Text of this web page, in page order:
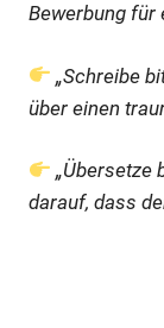
Bewerbung für
„Schreibe
über einen
„Übersetze
darauf, dass